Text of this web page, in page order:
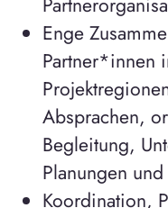
Enge
Partner*innen
Absprachen,
Begleitung,
Planungen
Koordination,